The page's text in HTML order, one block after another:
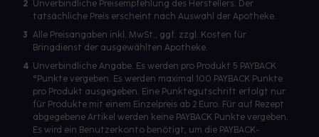
2 Unverbindliche Preisempfehlung des Herstellers. Der
tatsächliche Preis erscheint nach Auswahl der Apotheke.
3 Alle Preisangaben inkl. MwSt., ggf. zzgl. Kosten für
Bringdienst der ausgewählten Apotheke.
4 Unverbindliche Angabe. Es werden pro Produkt 5 PAYBACK
°Punkte vergeben. Es werden maximal 100 PAYBACK Punkte
pro Produkt ausgegeben. Eine Punktegutschrift erfolgt nur
für Produkte mit einem Einzelpreis ab 2 Euro. Für auf Rezept
abgegebene Artikel werden keine PAYBACK Punkte vergeben.
Es wird ein Benutzerkonto benötigt, um die PAYBACK-